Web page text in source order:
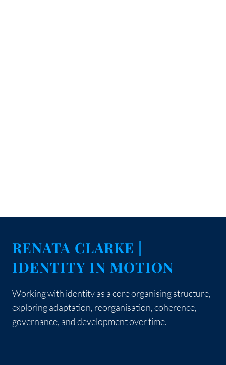
RENATA CLARKE |
IDENTITY IN MOTION
Working with identity as a core organising structure,
exploring adaptation, reorganisation, coherence,
governance, and development over time.